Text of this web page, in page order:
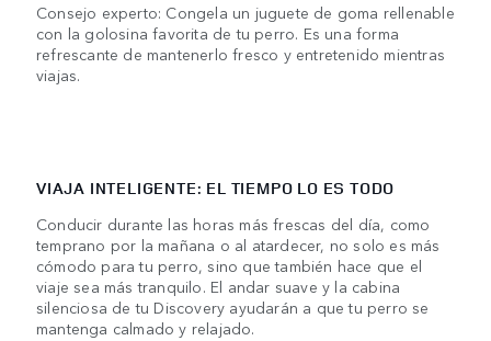
Consejo experto: Congela un juguete de goma rellenable
con la golosina favorita de tu perro. Es una forma
refrescante de mantenerlo fresco y entretenido mientras
viajas.
VIAJA INTELIGENTE: EL TIEMPO LO ES TODO
Conducir durante las horas más frescas del día, como
temprano por la mañana o al atardecer, no solo es más
cómodo para tu perro, sino que también hace que el
viaje sea más tranquilo. El andar suave y la cabina
silenciosa de tu Discovery ayudarán a que tu perro se
mantenga calmado y relajado.